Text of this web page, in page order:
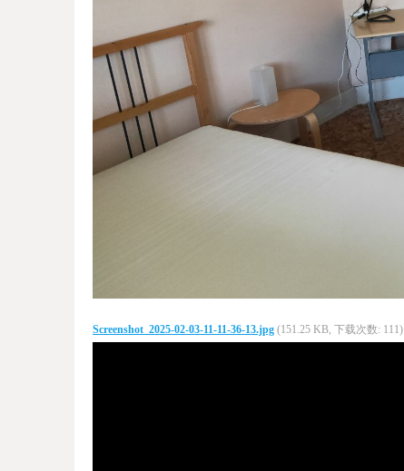
Screenshot_2025-02-03-11-11-36-13.jpg (151.25 KB, 下载次数: 111)